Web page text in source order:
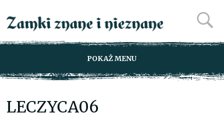
POKAŻ MENU
LECZYCA06